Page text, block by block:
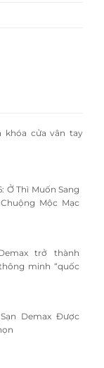
khóa cửa vân tay
Ở Thì Muốn Sang
Mộc Mạc
trở thành
minh “quốc
Demax Được